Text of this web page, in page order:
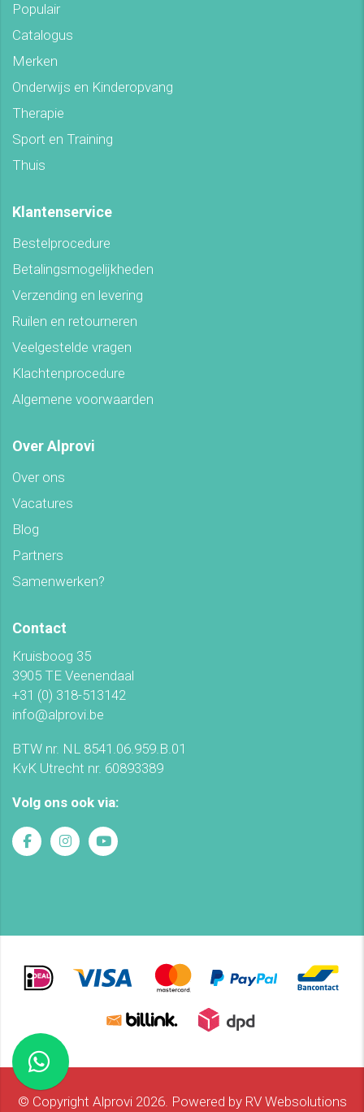
Populair
Catalogus
Merken
Onderwijs en Kinderopvang
Therapie
Sport en Training
Thuis
Klantenservice
Bestelprocedure
Betalingsmogelijkheden
Verzending en levering
Ruilen en retourneren
Veelgestelde vragen
Klachtenprocedure
Algemene voorwaarden
Over Alprovi
Over ons
Vacatures
Blog
Partners
Samenwerken?
Contact
Kruisboog 35
3905 TE Veenendaal
+31 (0) 318-513142
info@alprovi.be
BTW nr. NL 8541.06.959.B.01
KvK Utrecht nr. 60893389
Volg ons ook via:
© Copyright Alprovi 2026. Powered by RV Websolutions